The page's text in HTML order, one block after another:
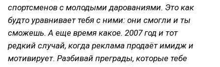
спортсменов с молодыми дарованиями. Это как
будто уравнивает тебя с ними: они смогли и ты
сможешь. А еще время какое. 2007 год и тот
редкий случай, когда реклама продаёт имидж и
мотивирует. Разбивай преграды, которые тебе